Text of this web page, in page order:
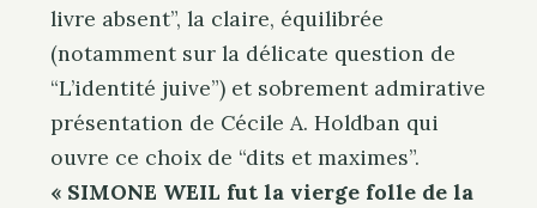
livre absent”, la claire, équilibrée
(notamment sur la délicate question de
“L’identité juive”) et sobrement admirative
présentation de Cécile A. Holdban qui
ouvre ce choix de “dits et maximes”.
« SIMONE WEIL fut la vierge folle de la